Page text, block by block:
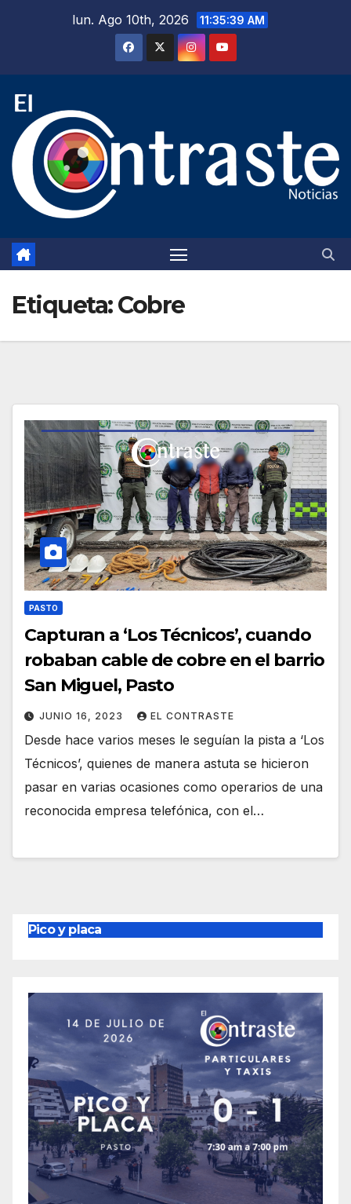
lun. Ago 10th, 2026 11:35:40 AM
Etiqueta:Cobre
PASTO
Capturan a ‘Los Técnicos’, cuando
robaban cable de cobre en el barrio
San Miguel, Pasto
JUNIO 16, 2023 EL CONTRASTE
Desde hace varios meses le seguían la pista a ‘Los
Técnicos’, quienes de manera astuta se hicieron
pasar en varias ocasiones como operarios de una
reconocida empresa telefónica, con el…
Pico y placa